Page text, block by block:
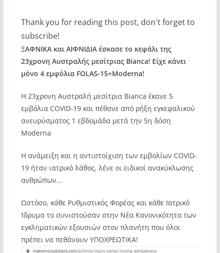
Thank you for reading this post, don't forget to
subscribe!
ΞΑΦΝΙΚΑ και ΑΙΦΝΙΔΙΑ έσκασε το κεφάλι της
23χρονη Αυστραλής μεσίτριας Bianca! Είχε κάνει
μόνο 4 εμφόλια FOLAS-15+Moderna!
Η 23χρονη Αυστραλή μεσίτρια Bianca έκανε 5
εμβόλια COVID-19 και πέθανε από ρήξη εγκεφαλικού
ανευρύσματος 1 εβδομάδα μετά την 5η δόση
Moderna
Η ανάμειξη και η αντιστοίχιση των εμβολίων COVID-
19 ήταν ιατρικό λάθος, λένε οι ειδικοί ανακύκλωσης
ανθρώπων…
Ωστόσο, κάθε Ρυθμιστικός Φορέας και κάθε Ιατρικό
Ίδρυμα το συνιστούσαν στην Νέα Κανονικότητα των
εγκληματικών εξουσιών στον πλανήτη που όλοι
πρέπει να πεθάνουν ΥΠΟΧΡΕΩΤΙΚΑ!